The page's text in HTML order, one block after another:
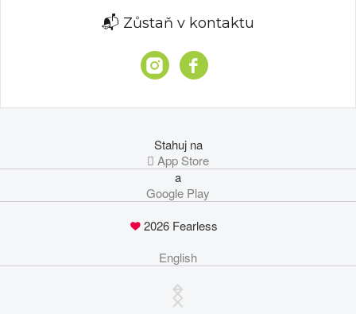
📬 Zůstaň v kontaktu
Stahuj na
 App Store
a
Google Play
2026 Fearless
English